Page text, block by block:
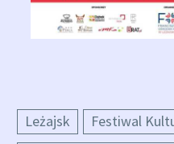
Leżajsk
Festiwal